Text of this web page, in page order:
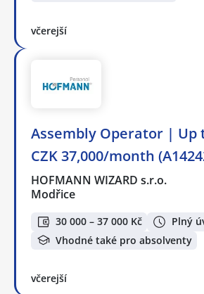
včerejší
Assembly Operator | Up
CZK 37,000/month
HOFMANN WIZARD s.r.o.
Modřice
30 000 – 37 000 Kč
Plný
Vhodné také pro absolventy
včerejší